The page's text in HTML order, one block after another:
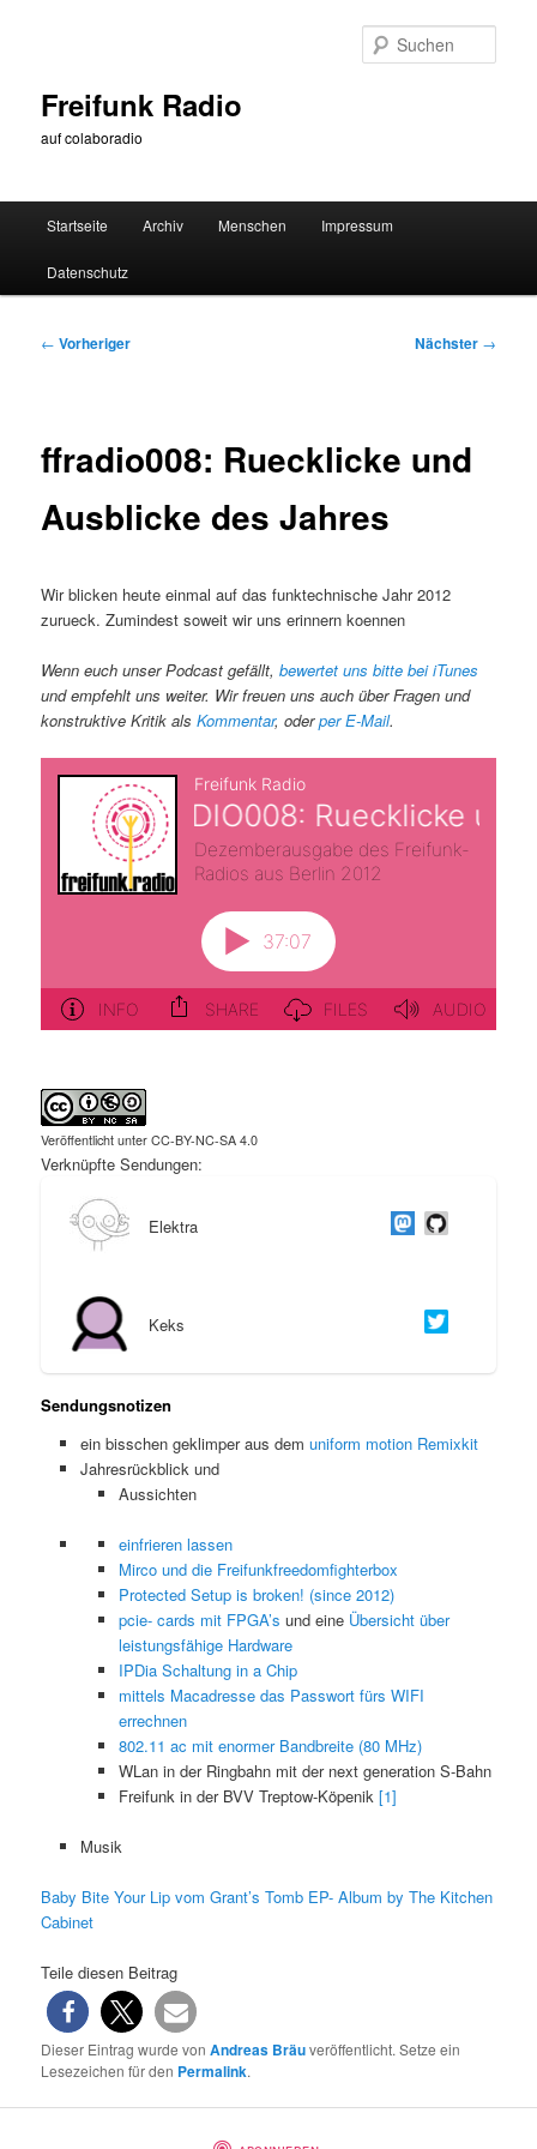
Freifunk Radio
auf colaboradio
Startseite Archiv Menschen Impressum
Datenschutz
Beitragsnavigation
← Vorheriger Nächster →
ffradio008: Ruecklicke und
Ausblicke des Jahres
Wir blicken heute einmal auf das funktechnische Jahr 2012
zurueck. Zumindest soweit wir uns erinnern koennen
Wenn euch unser Podcast gefällt,bewertet uns bitte bei iTunes
und empfehlt uns weiter. Wir freuen uns auch über Fragen und
konstruktive Kritik alsKommentar, oderper E-Mail.
Veröffentlicht unter CC-BY-NC-SA 4.0
Verknüpfte Sendungen:
Elektra
Keks
Sendungsnotizen
ein bisschen geklimper aus dem uniform motion Remixkit
Jahresrückblick und
Aussichten
einfrieren lassen
Mirco und die Freifunkfreedomfighterbox
Protected Setup is broken! (since 2012)
pcie- cards mit FPGA’s und eine Übersicht über
leistungsfähige Hardware
IPDia Schaltung in a Chip
mittels Macadresse das Passwort fürs WIFI
errechnen
802.11 ac mit enormer Bandbreite (80 MHz)
WLan in der Ringbahn mit der next generation S-Bahn
Freifunk in der BVV Treptow-Köpenik[1]
Musik
Baby Bite Your Lip vom Grant’s Tomb EP- Album by The Kitchen
Cabinet
Teile diesen Beitrag
Dieser Eintrag wurde vonAndreas Bräuveröffentlicht. Setze ein
Lesezeichen für den Permalink.